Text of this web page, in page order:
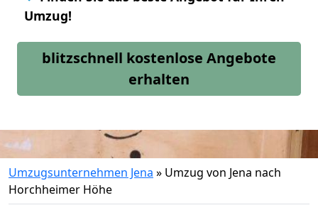
Umzug!
blitzschnell kostenlose Angebote
erhalten
Umzugsunternehmen Jena » Umzug von Jena nach
Horchheimer Höhe